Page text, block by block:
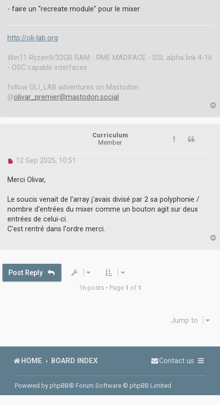
p
t
- faire un "recreate module" pour le mixer
http://oli-lab.org
Win11 Ryzen9/32GB RAM - RME MADIFACE - SSL alpha link 4-16
- OSC capable interfaces
follow OLI_LAB adventures on Mastodon
@olivar_premier@mastodon.social
p
Curriculum
Member
U
r
d
p
o
s
12 Sep 2025, 10:51
Merci Olivar,
Le soucis venait de l'array j'avais divisé par 2 sa polyphonie /
nombre d'entrées du mixer comme un bouton agit sur deux
entrées de celui-ci.
C'est rentré dans l'ordre merci.
Post Reply
16 posts • Page 1 of 1
Jump to
HOME BOARD INDEX Contact us
Powered by phpBB® Forum Software © phpBB Limited